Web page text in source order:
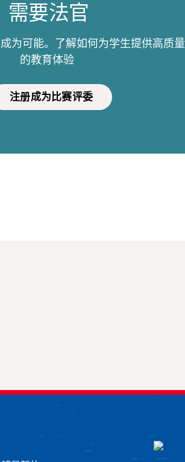
需要法官
为可能。了解如何为学生提供高质量
的教育体验
注册成为比赛评委